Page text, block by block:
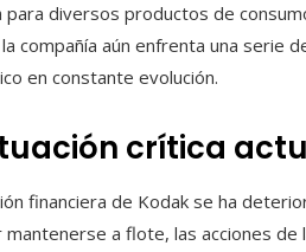
para diversos productos de
compañía aún enfrenta una serie
en constante evolución.
crítica
financiera de Kodak se ha
mantenerse a flote, las acciones